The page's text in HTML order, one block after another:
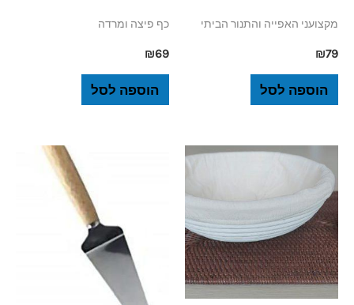
מקצועני האפייה והתנור הביתי
₪79
הוספה לסל
כף פיצה ומרדה
₪69
הוספה לסל